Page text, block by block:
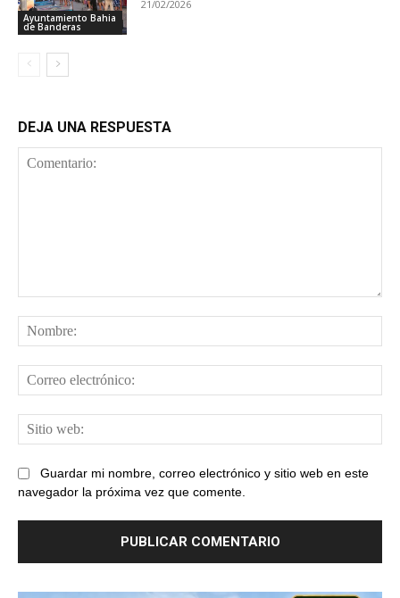
Ayuntamiento Bahia
de Banderas
21/02/2026
DEJA UNA RESPUESTA
Guardar mi nombre, correo electrónico y sitio web en este
navegador la próxima vez que comente.